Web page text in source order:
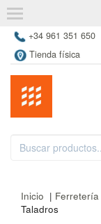
+34 961 351 650
Tienda física
Inicio | Ferretería
Taladros